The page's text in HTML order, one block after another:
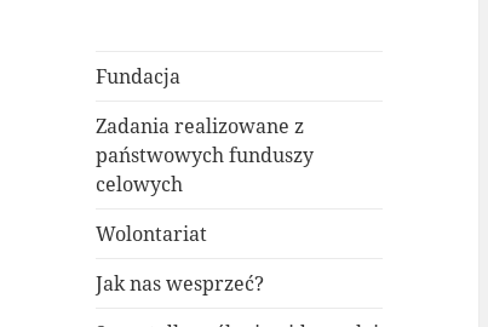
Fundacja
Zadania realizowane z
państwowych funduszy
celowych
Wolontariat
Jak nas wesprzeć?